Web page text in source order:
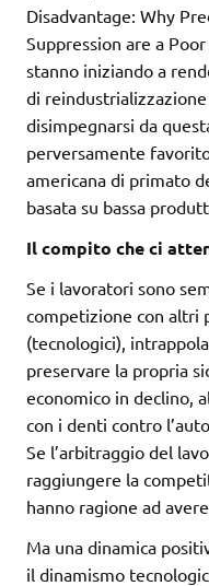
Disadvantage: Why
Suppression are a
stanno iniziando a
di
disimpegnarsi da
perversamente
americana di primato
basata su bassa
Il compito che ci
Se i lavoratori sono
competizione con
(tecnologici),
preservare la propria
economico in declino,
con i denti contro
Se l’arbitraggio del
raggiungere la
hanno ragione ad
Ma una dinamica
il dinamismo